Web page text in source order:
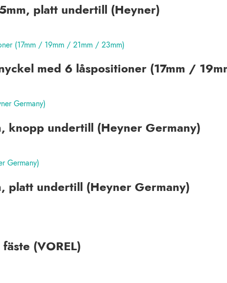
platt undertill (Heyner)
med 6 låspositioner (17mm /
knopp undertill (Heyner Germany)
platt undertill (Heyner Germany)
(VOREL)